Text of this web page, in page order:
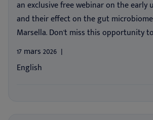
an exclusive free webinar on the early
and their effect on the gut microbiome
Marsella. Don't miss this opportunity
17 mars 2026
English